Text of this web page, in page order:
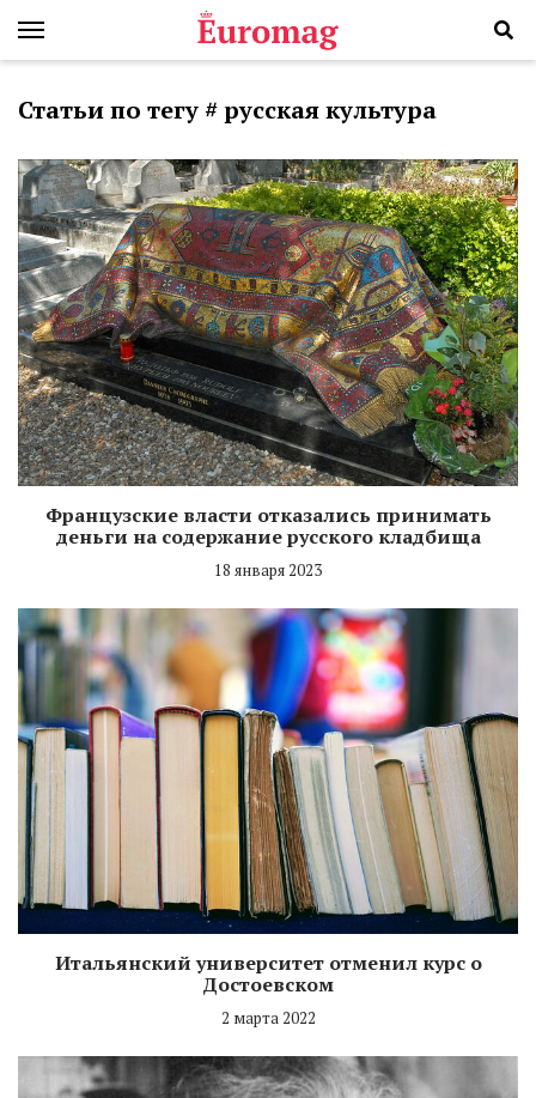
Статьи по тегу # русская культура
Французские власти отказались принимать
деньги на содержание русского кладбища
18 января 2023
Итальянский университет отменил курс о
Достоевском
2 марта 2022